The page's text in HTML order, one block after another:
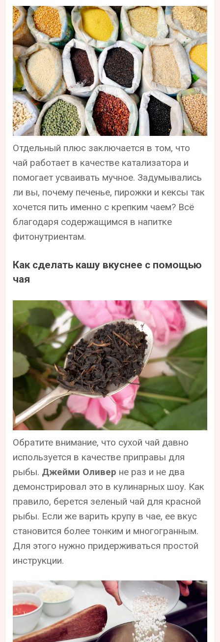
Отдельный плюс заключается в том, что
чай работает в качестве катализатора и
помогает усваивать мучное. Задумывались
ли вы, почему печенье, пирожки и кексы так
хочется пить именно с крепким чаем? Всё
благодаря содержащимся в напитке
фитонутриентам.
Как сделать кашу вкуснее с помощью
чая
Обратите внимание, что сухой чай давно
используется в качестве приправы для
рыбы. Джейми Оливер не раз и не два
демонстрировал это в кулинарных шоу. Как
правило, берется зеленый чай для красной
рыбы. Если же варить крупу в чае, ее вкус
становится более тонким и многогранным.
Для этого нужно придерживаться простой
инструкции.